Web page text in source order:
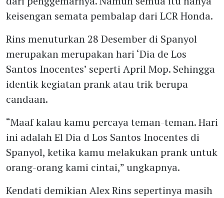
keisengan semata pembalap dari LCR Honda.
Rins menuturkan 28 Desember di Spanyol
merupakan merupakan hari ‘Dia de Los
Santos Inocentes’ seperti April Mop. Sehingga
identik kegiatan prank atau trik berupa
candaan.
“Maaf kalau kamu percaya teman-teman. Hari
ini adalah El Dia d Los Santos Inocentes di
Spanyol, ketika kamu melakukan prank untuk
orang-orang kami cintai,” ungkapnya.
Kendati demikian Alex Rins sepertinya masih